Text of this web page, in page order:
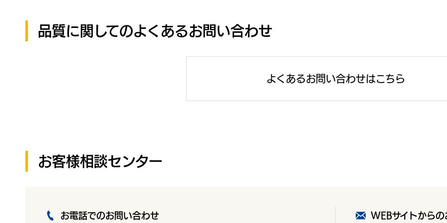
品質に関してのよくあるお問い合わせ
よくあるお問い合わせはこちら
お客様相談センター
お電話でのお問い合わせ WEBサイトから